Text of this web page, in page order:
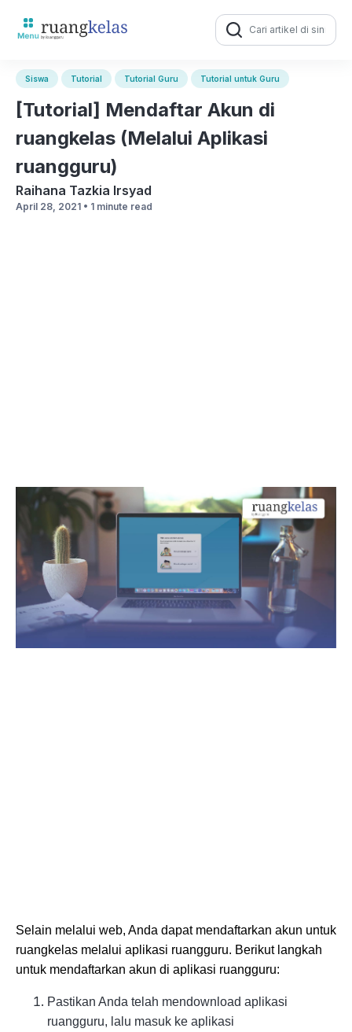
Search
for:
Siswa Tutorial Tutorial Guru Tutorial untuk Guru
[Tutorial] Mendaftar Akun di
ruangkelas (Melalui Aplikasi
ruangguru)
Raihana Tazkia Irsyad
April 28, 2021 • 1 minute read
Selain melalui web, Anda dapat mendaftarkan akun untuk
ruangkelas melalui aplikasi ruangguru. Berikut langkah
untuk mendaftarkan akun di aplikasi ruangguru:
Pastikan Anda telah mendownload aplikasi
ruangguru, lalu masuk ke aplikasi